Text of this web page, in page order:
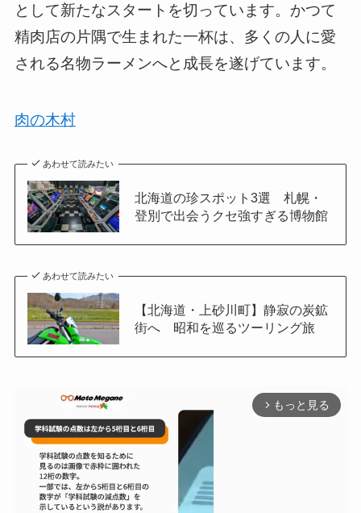
として新たなスタートを切っています。かつて
精肉店の片隅で生まれた一杯は、多くの人に愛
される名物ラーメンへと成長を遂げています。
肉の木村
あわせて読みたい
北海道の珍スポット3選 札幌・
登別で出会うクセ強すぎる博物館
あわせて読みたい
【北海道・上砂川町】静寂の炭鉱
街へ 昭和を巡るツーリング旅
arrow_forward_ios もっと見る